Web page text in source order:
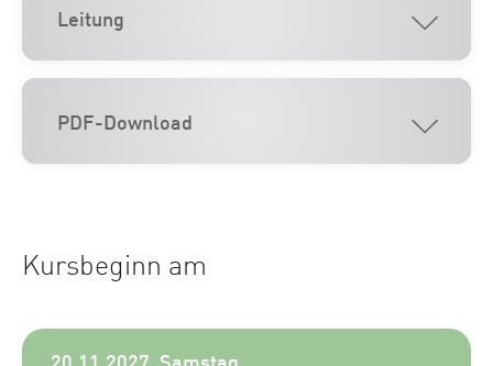
Leitung
PDF-Download
Kursbeginn am